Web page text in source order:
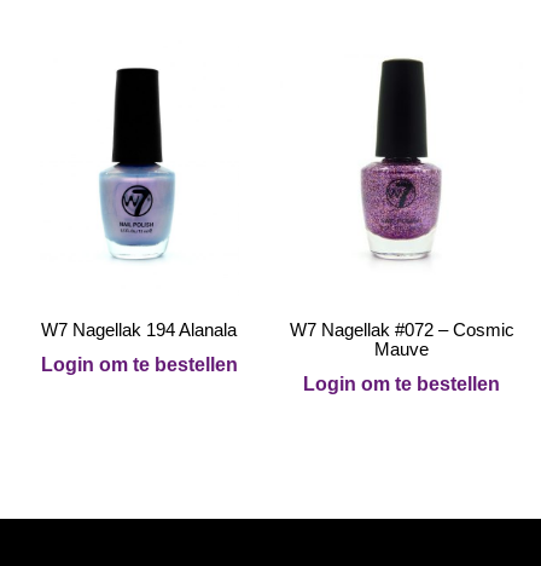
W7 Nagellak 194 Alanala
Login om te bestellen
W7 Nagellak #072 – Cosmic
Mauve
Login om te bestellen